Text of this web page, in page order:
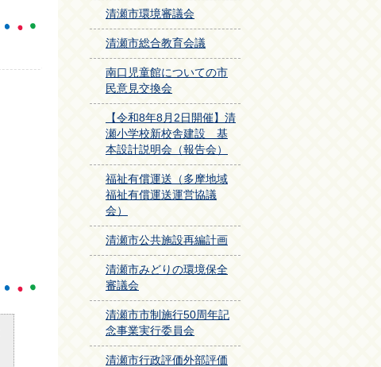
清瀬市環境審議会
清瀬市総合教育会議
南口児童館についての市
民意見交換会
【令和8年8月2日開催】清
瀬小学校新校舎建設 基
本設計説明会（報告会）
福祉有償運送（多摩地域
福祉有償運送運営協議
会）
清瀬市公共施設再編計画
清瀬市みどりの環境保全
審議会
清瀬市市制施行50周年記
念事業実行委員会
清瀬市行政評価外部評価